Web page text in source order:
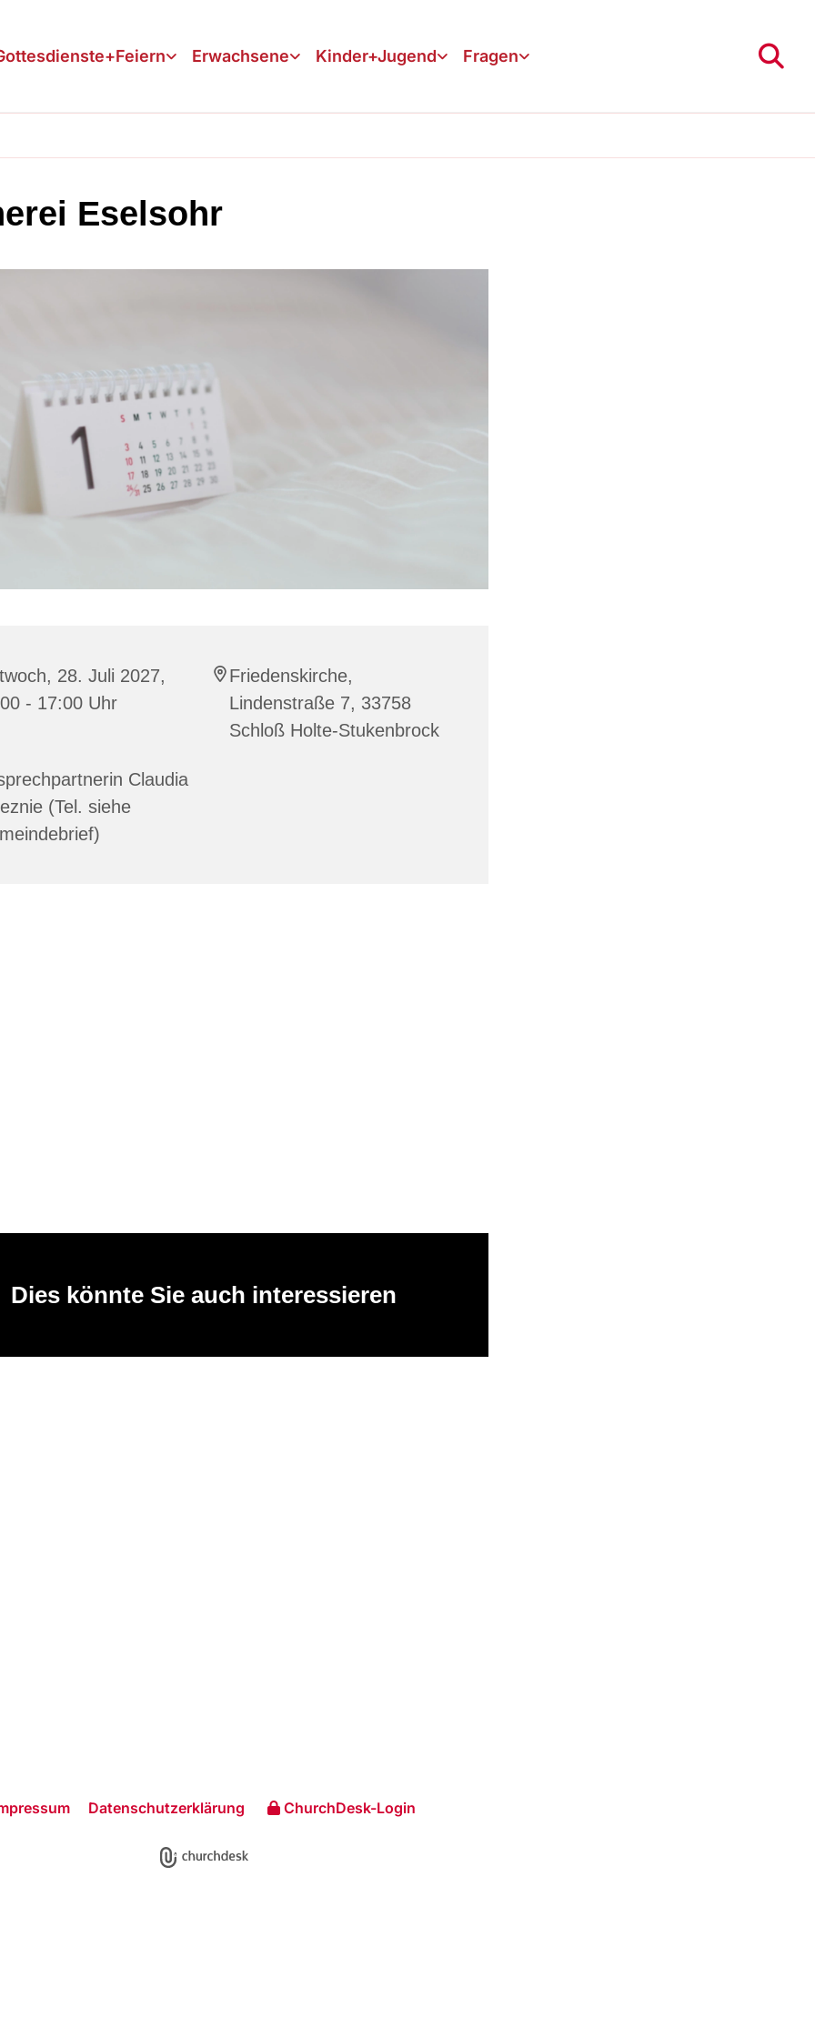
Erwachsene Kinder+Jugend Fragen
Eselsohr
28. Juli 2027,
- 17:00 Uhr
Friedenskirche,
Lindenstraße 7, 33758
Schloß Holte-Stukenbrock
Claudia
(Tel. siehe
Dies könnte Sie auch interessieren
Datenschutzerklärung ChurchDesk-Login